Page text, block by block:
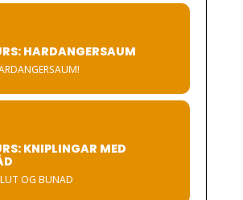
HARDANGERSAUM
KNIPLINGAR MED
OG BUNAD